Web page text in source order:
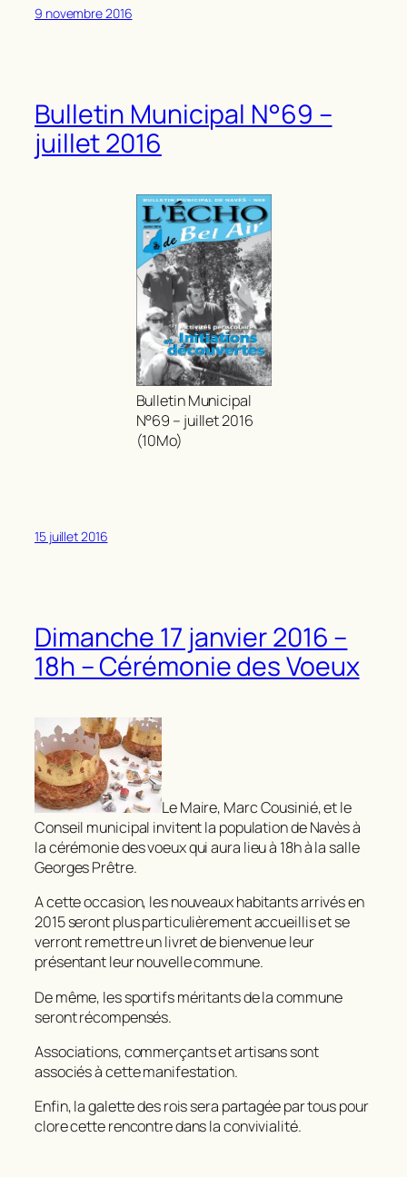
9 novembre 2016
Bulletin Municipal N°69 –
juillet 2016
Bulletin Municipal
N°69 – juillet 2016
(10Mo)
15 juillet 2016
Dimanche 17 janvier 2016 –
18h – Cérémonie des Voeux
Le Maire, Marc Cousinié, et le
Conseil municipal invitent la population de Navès à
la cérémonie des voeux qui aura lieu à 18h à la salle
Georges Prêtre.
A cette occasion, les nouveaux habitants arrivés en
2015 seront plus particulièrement accueillis et se
verront remettre un livret de bienvenue leur
présentant leur nouvelle commune.
De même, les sportifs méritants de la commune
seront récompensés.
Associations, commerçants et artisans sont
associés à cette manifestation.
Enfin, la galette des rois sera partagée par tous pour
clore cette rencontre dans la convivialité.